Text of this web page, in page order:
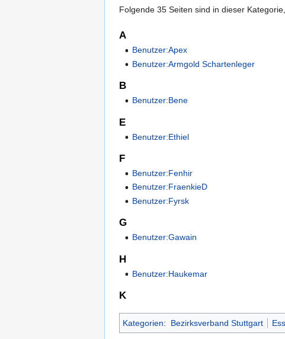
Folgende 35 Seiten sind in dieser
A
Benutzer:Apex
Benutzer:Armgold Schartenleger
B
Benutzer:Bene
E
Benutzer:Ethiel
F
Benutzer:Fenhir
Benutzer:FraenkieD
Benutzer:Fyrsk
G
Benutzer:Gawain
H
Benutzer:Haukemar
K
Kategorien: Bezirksverband Stuttgart